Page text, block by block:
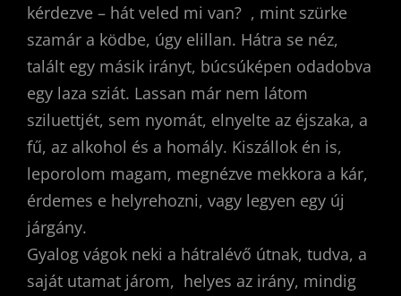
kérdezve – hát veled mi van? , mint szürke
szamár a ködbe, úgy elillan. Hátra se néz,
talált egy másik irányt, búcsúképen odadobva
egy laza sziát. Lassan már nem látom
sziluettjét, sem nyomát, elnyelte az éjszaka, a
fű, az alkohol és a homály. Kiszállok én is,
leporolom magam, megnézve mekkora a kár,
érdemes e helyrehozni, vagy legyen egy új
járgány.
Gyalog vágok neki a hátralévő útnak, tudva, a
saját utamat járom, helyes az irány, mindig